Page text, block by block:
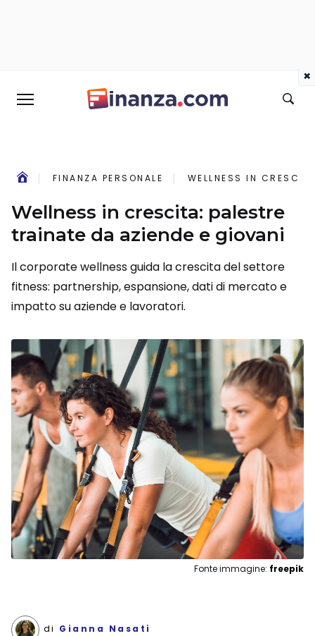
FINANZA PERSONALE WELLNESS IN
Wellness in crescita: palestre
trainate da aziende e giovani
Il corporate wellness guida la crescita del settore
fitness: partnership, espansione, dati di mercato e
impatto su aziende e lavoratori.
Fonte immagine: freepik
di Gianna Nasati
×